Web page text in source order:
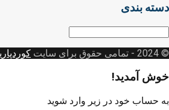
دسته بندی
دسته
© 2024
- تمامی حقوق برای سایت
خوش آمدید!
به حساب خود در زیر وارد شوید